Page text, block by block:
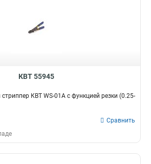
КВТ 55945
КВТ WS-01A с функцией резки (0.25-
Сравнить